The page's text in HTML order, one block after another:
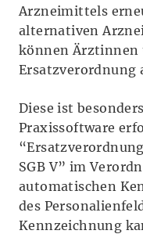
Arzneimittels
alternativen
können Ärztinnen
Ersatzverordnung
Diese ist
Praxissoftware
SGB V” im
automatischen
des
Kennzeichnung